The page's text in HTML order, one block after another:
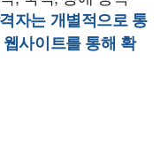
자는 개별적으로 통
사이트를 통해 확